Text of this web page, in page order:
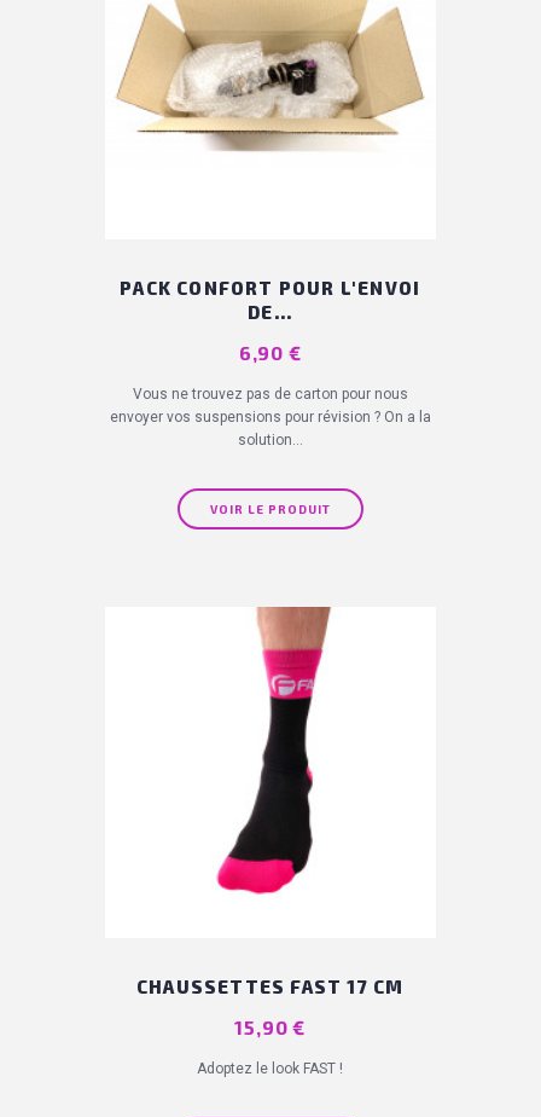
PACK CONFORT POUR L'ENVOI
DE...
Prix
6,90 €
Vous ne trouvez pas de carton pour nous
envoyer vos suspensions pour révision ? On a la
solution...
VOIR LE PRODUIT
CHAUSSETTES FAST 17 CM
Prix
15,90 €
Adoptez le look FAST !